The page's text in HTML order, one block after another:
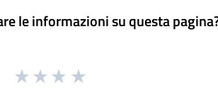
le informazioni su questa